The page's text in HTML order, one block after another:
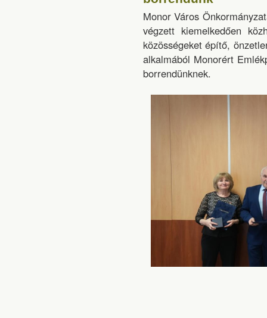
Monor Város
végzett kiemelkedően
közösségeket építő,
alkalmából Monorért
borrendünknek.